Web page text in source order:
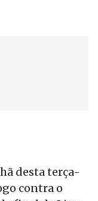
desta terça-
contra o